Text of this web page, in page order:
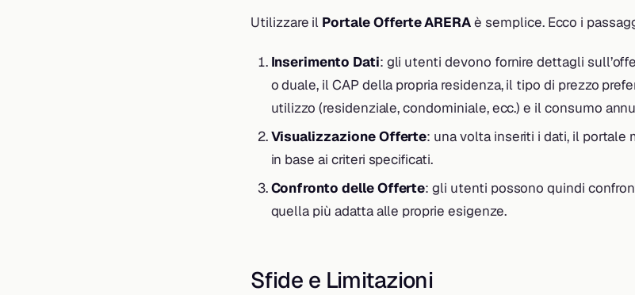
Utilizzare il Portale Offerte ARERAè semplice. Ecco i
Inserimento Dati: gli utenti devono fornire dettagli
o duale, il CAP della propria residenza, il tipo di prezzo
utilizzo (residenziale, condominiale, ecc.) e il consumo
Visualizzazione Offerte: una volta inseriti i dati, il
in base ai criteri specificati.
Confronto delle Offerte: gli utenti possono quindi
quella più adatta alle proprie esigenze.
Sfide e Limitazioni